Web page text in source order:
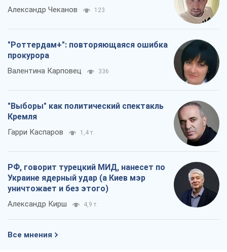
Александр Чеканов 123
"Роттердам+": повторяющаяся ошибка
прокурора
Валентина Карповец 336
"Выборы" как политический спектакль
Кремля
Гарри Каспаров 1,4 т.
РФ, говорит турецкий МИД, нанесет по
Украине ядерный удар (а Киев мэр
уничтожает и без этого)
Александр Кирш 4,9 т.
Все мнения